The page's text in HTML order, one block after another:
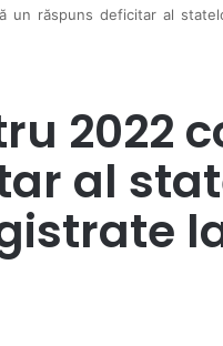
un răspuns deficitar al
2022
al